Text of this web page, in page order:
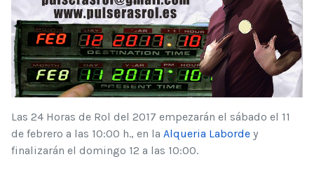
Las 24 Horas de Rol del 2017 empezarán el sábado el 11
de febrero a las 10:00 h., en la Alqueria Laborde y
finalizarán el domingo 12 a las 10:00.